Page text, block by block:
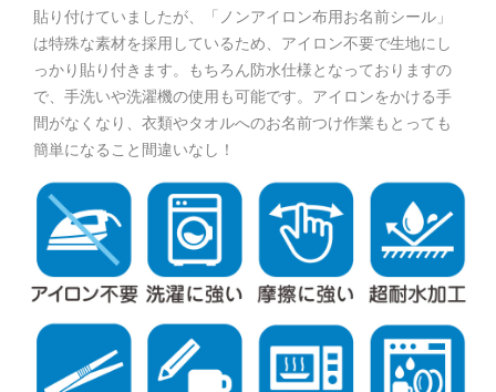
貼り付けていましたが、「ノンアイロン布用お名前シール」
は特殊な素材を採用しているため、アイロン不要で生地にし
っかり貼り付きます。もちろん防水仕様となっておりますの
で、手洗いや洗濯機の使用も可能です。アイロンをかける手
間がなくなり、衣類やタオルへのお名前つけ作業もとっても
簡単になること間違いなし！